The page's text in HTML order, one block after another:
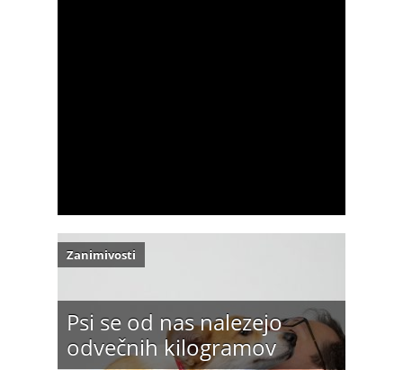
Psi se od nas nalezejo
odvečnih kilogramov
Zanimivosti